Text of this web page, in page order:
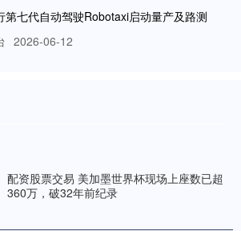
第七代自动驾驶Robotaxi启动量产及路测
2026-06-12
开启道路测试。继广汽埃安霸
辰VX6将于7月15日上市 换装启辰鲁班电池
布2026款将于7月15日上市。作为年度改款
动力电池上进行了调整升级。
配资股票交易 美加墨世界杯现场上座数已超
360万，破32年前纪录